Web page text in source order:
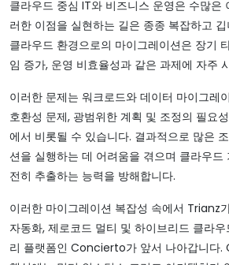
클라우드 중심 IT와 비즈니스 운영은 수많은
러한 이점을 실현하는 길은 종종 복잡하고
클라우드 환경으로의 마이그레이션은 장기
임 증가, 운영 비효율성과 같은 과제에 자주
이러한 문제는 워크로드와 데이터 마이그레
호환성 문제, 광범위한 계획 및 조정의 필요
에서 비롯될 수 있습니다. 결과적으로 많은
션을 실행하는 데 어려움을 겪으며 클라우드
전히 추출하는 능력을 방해합니다.
이러한 마이그레이션 복잡성 속에서 Trianz
자동화, 제로코드 멀티 및 하이브리드 클라
리 플랫폼인 Concierto가 앞서 나아갑니